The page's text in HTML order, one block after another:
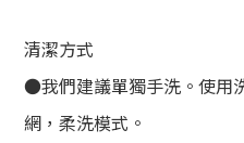
清潔方式
●我們建議單獨手洗。使用
網，柔洗模式。